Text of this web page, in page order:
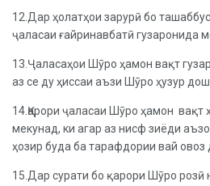
12.Дар ҳолатҳои зарурӣ бо
ҷаласаи ғайринавбатӣ гузаронида
13.Ҷаласаҳои Шӯро ҳамон вақт
аз се ду ҳиссаи аъзи Шӯро ҳузур
14.Қарори ҷаласаи Шӯро ҳамон вақт
мекунад, ки агар аз нисф зиёди
ҳозир буда ба тарафдории вай овоз
15.Дар сурати бо қарори Шӯро розӣ